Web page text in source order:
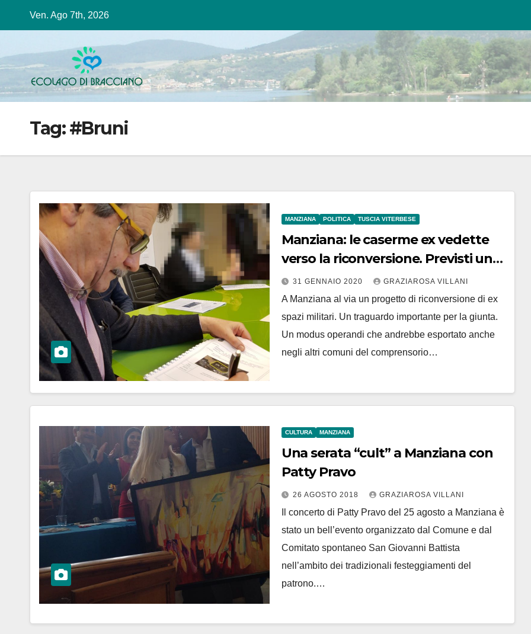
Ven. Ago 7th, 2026
Tag:#Bruni
MANZIANA POLITICA TUSCIA VITERBESE
Manziana: le caserme ex vedette
verso la riconversione. Previsti un
asilo nido, spazi espositivi ed atro
31 GENNAIO 2020 GRAZIAROSA VILLANI
A Manziana al via un progetto di riconversione di ex
spazi militari. Un traguardo importante per la giunta.
Un modus operandi che andrebbe esportato anche
negli altri comuni del comprensorio…
CULTURA MANZIANA
Una serata “cult” a Manziana con
Patty Pravo
26 AGOSTO 2018 GRAZIAROSA VILLANI
Il concerto di Patty Pravo del 25 agosto a Manziana è
stato un bell’evento organizzato dal Comune e dal
Comitato spontaneo San Giovanni Battista
nell’ambito dei tradizionali festeggiamenti del
patrono.…